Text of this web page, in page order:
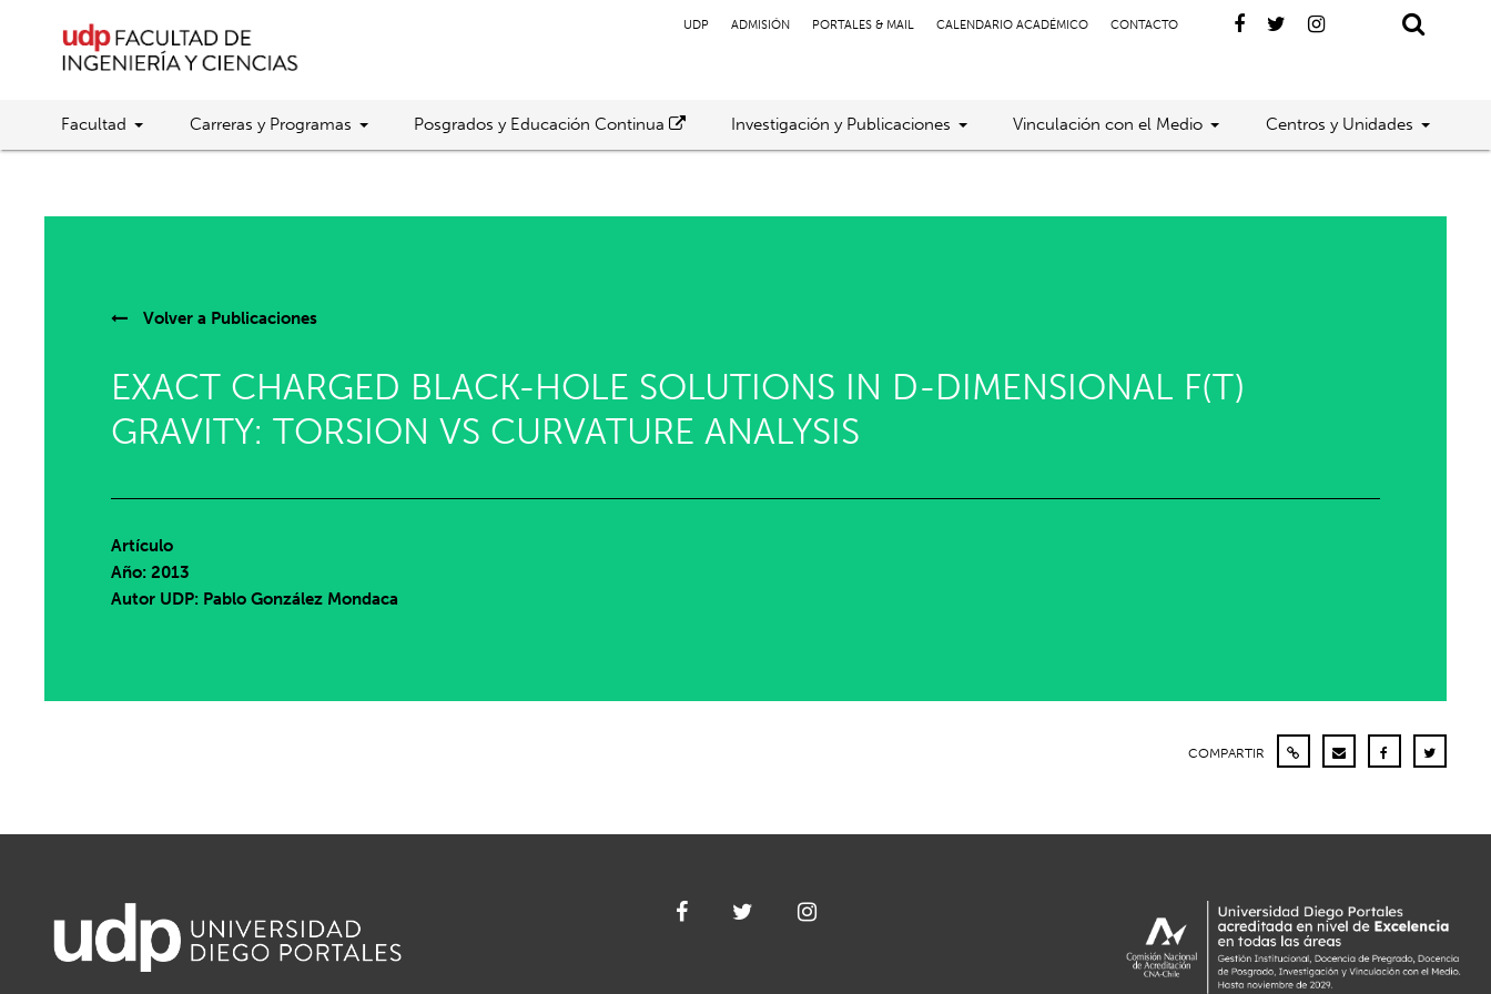
UDP ADMISIÓN PORTALES & MAIL CALENDARIO ACADÉMICO CONTACTO
Facultad Carreras y Programas Posgrados y Educación Continua Investigación y Publicaciones Vinculación con el Medio Centros y Unidades
Volver a Publicaciones
EXACT CHARGED BLACK-HOLE SOLUTIONS IN D-DIMENSIONAL F(T)
GRAVITY: TORSION VS CURVATURE ANALYSIS
Artículo
Año: 2013
Autor UDP: Pablo González Mondaca
COMPARTIR